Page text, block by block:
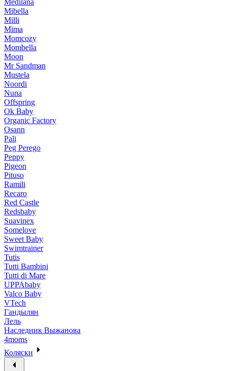
Mibella
Milli
Mima
Momcozy
Mombella
Moon
Mr Sandman
Mustela
Noordi
Nuna
Offspring
Ok Baby
Organic Factory
Osann
Pali
Peg Perego
Peppy
Pigeon
Pituso
Ramili
Recaro
Red Castle
Redsbaby
Suavinex
Somelove
Sweet Baby
Swimtrainer
Tutis
Tutti Bambini
Tutti di Mare
UPPAbaby
Valco Baby
VTech
Гандылян
Лель
Наследник Выжанова
4moms
Коляски